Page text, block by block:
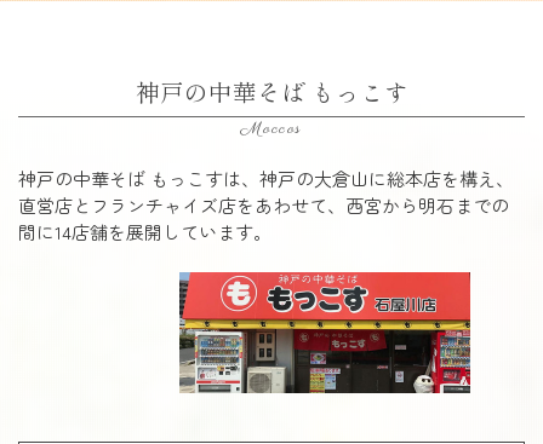
神戸の中華そば もっこす
Moccos
神戸の中華そば もっこすは、神戸の大倉山に総本店を構え、
直営店とフランチャイズ店をあわせて、西宮から明石までの
間に14店舗を展開しています。